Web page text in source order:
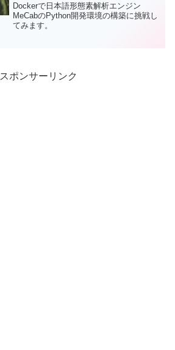
Dockerで日本語形態素解析エンジン
MeCabのPython開発環境の構築に挑戦し
てみます。
スポンサーリンク